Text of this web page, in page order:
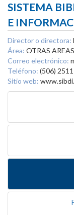
SISTEMA
E
Director o directora:
Área: OTRAS AREAS
Correo electrónico:
Teléfono: (506)
Sitio web: